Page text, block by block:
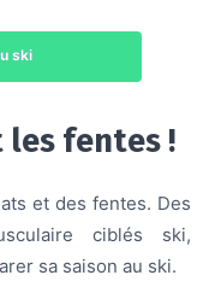
ski
les fentes !
et des fentes. Des
ciblés ski,
sa saison au ski.